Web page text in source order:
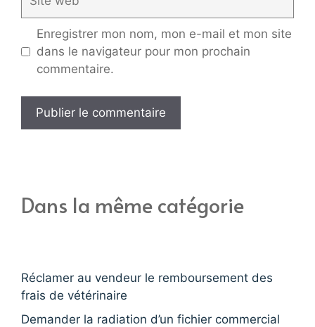
web
Enregistrer mon nom, mon e-mail et mon site
dans le navigateur pour mon prochain
commentaire.
Dans la même catégorie
Réclamer au vendeur le remboursement des
frais de vétérinaire
Demander la radiation d’un fichier commercial